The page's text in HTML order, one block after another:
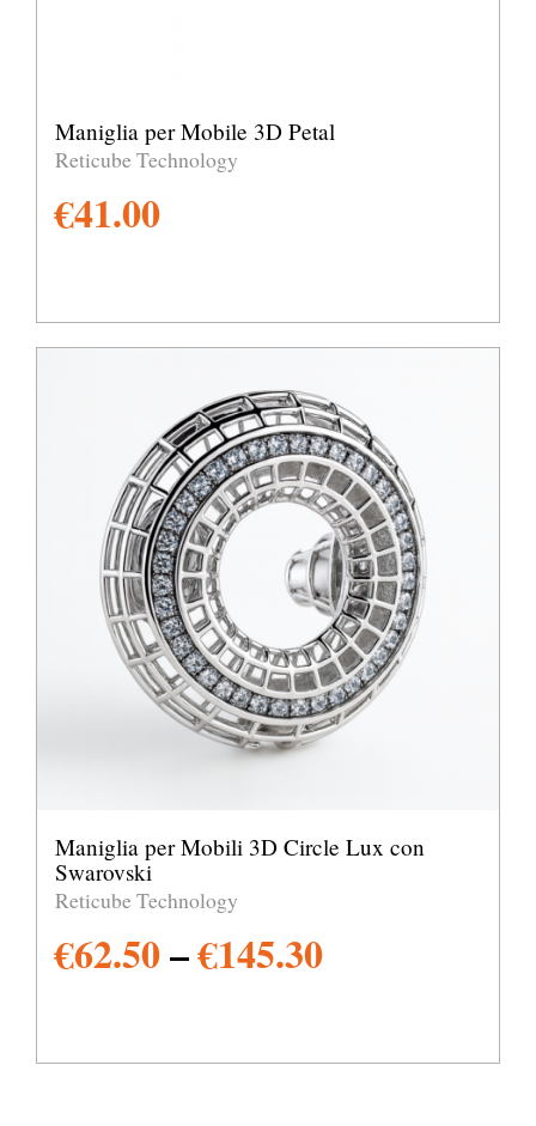
Maniglia per Mobile 3D Petal
Reticube Technology
€41.00
Maniglia per Mobili 3D Circle Lux con
Swarovski
Reticube Technology
€62.50–€145.30